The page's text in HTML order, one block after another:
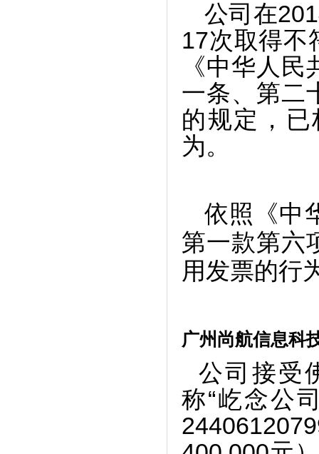
公司在
17次取得不
《中华人
一条、第二
的规定，
为。
依照《中
第一款第六
用发票的行
广州尚航信息科
公司接受
称“屹念公